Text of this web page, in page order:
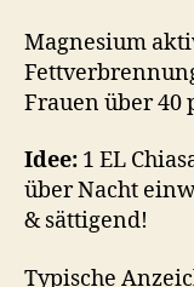
Magnesium
Frauen über 40
Idee: 1 EL
über Nacht
& sättigend!
Typische